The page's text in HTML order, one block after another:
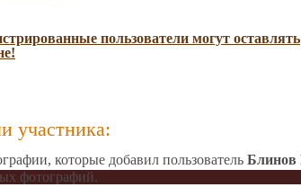
пользователи могут оставлять
участника:
которые добавил пользователь Блинов
фотографий.